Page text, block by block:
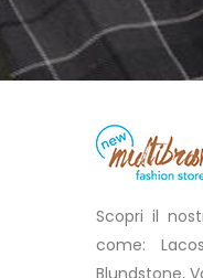
Scopri il
come: